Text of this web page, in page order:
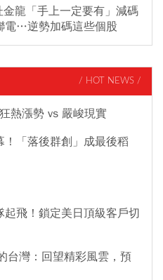
龍「手上一定要有」減碼
電…逆勢加碼這些個股
/ HOT NEWS /
熱漲勢 vs 嚴峻現實
「落後群創」成最後稻
飛！鎖定美日頂級客戶切
台灣：回望精彩風雲，預